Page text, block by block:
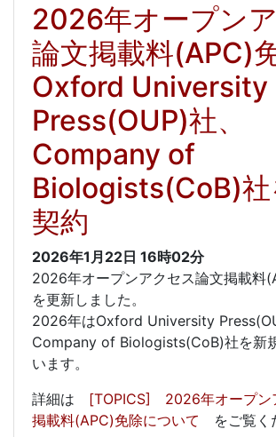
2026年オープン
論文掲載料(APC)
Oxford University
Press(OUP)社、
Company of
Biologists(CoB)社
契約
2026年1月22日 16時02分
2026年オープンアクセス論文掲載料
を更新しました。
2026年はOxford University
Company of Biologists(CoB)社を新
います。
詳細は [TOPICS] 2026年オープン
掲載料(APC)免除について をご覧く